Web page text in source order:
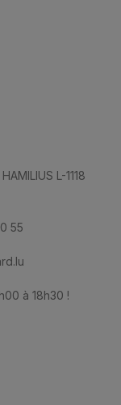
L-1118
55
à 18h30 !